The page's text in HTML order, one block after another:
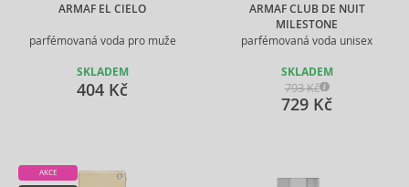
ARMAF EL CIELO
parfémovaná voda pro muže
SKLADEM
404 Kč
ARMAF CLUB DE NUIT
MILESTONE
parfémovaná voda unisex
SKLADEM
793 Kč
729 Kč
AKCE